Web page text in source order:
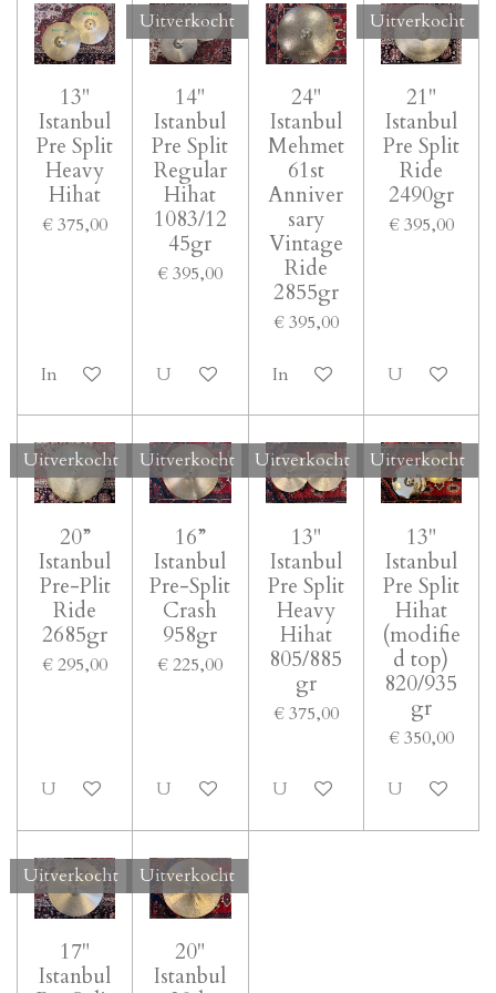
13"
Istanbul
Pre Split
Heavy
Hihat
€ 375,00
In winkelwagen
Uitverkocht
14"
Istanbul
Pre Split
Regular
Hihat
1083/12
45gr
€ 395,00
Uitverkocht
24"
Istanbul
Mehmet
61st
Anniver
sary
Vintage
Ride
2855gr
€ 395,00
In winkelwagen
Uitverkocht
21"
Istanbul
Pre Split
Ride
2490gr
€ 395,00
Uitverkocht
Uitverkocht
20”
Istanbul
Pre-Plit
Ride
2685gr
€ 295,00
Uitverkocht
Uitverkocht
16”
Istanbul
Pre-Split
Crash
958gr
€ 225,00
Uitverkocht
Uitverkocht
13"
Istanbul
Pre Split
Heavy
Hihat
805/885
gr
€ 375,00
Uitverkocht
Uitverkocht
13"
Istanbul
Pre Split
Hihat
(modifie
d top)
820/935
gr
€ 350,00
Uitverkocht
Uitverkocht
17"
Istanbul
Uitverkocht
20"
Istanbul